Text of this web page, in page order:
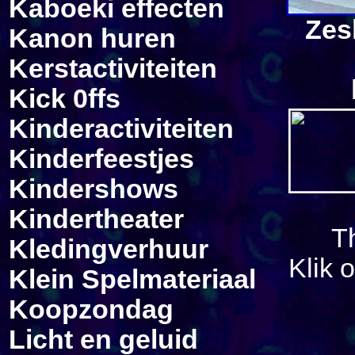
Kaboeki effecten
Kanon huren
Kerstactiviteiten
Kick 0ffs
Kinderactiviteiten
Kinderfeestjes
Kindershows
Kindertheater
Kledingverhuur
Klein Spelmateriaal
Koopzondag
Licht en geluid
Klik